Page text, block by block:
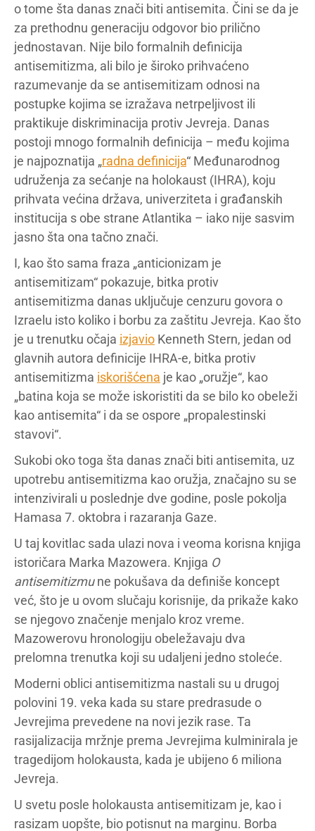
o tome šta danas znači biti antisemita. Čini se da je
za prethodnu generaciju odgovor bio prilično
jednostavan. Nije bilo formalnih definicija
antisemitizma, ali bilo je široko prihvaćeno
razumevanje da se antisemitizam odnosi na
postupke kojima se izražava netrpeljivost ili
praktikuje diskriminacija protiv Jevreja. Danas
postoji mnogo formalnih definicija – među kojima
je najpoznatija „radna definicija“ Međunarodnog
udruženja za sećanje na holokaust (IHRA), koju
prihvata većina država, univerziteta i građanskih
institucija s obe strane Atlantika – iako nije sasvim
jasno šta ona tačno znači.
I, kao što sama fraza „anticionizam je
antisemitizam“ pokazuje, bitka protiv
antisemitizma danas uključuje cenzuru govora o
Izraelu isto koliko i borbu za zaštitu Jevreja. Kao što
je u trenutku očaja izjavio Kenneth Stern, jedan od
glavnih autora definicije IHRA-e, bitka protiv
antisemitizma iskorišćena je kao „oružje“, kao
„batina koja se može iskoristiti da se bilo ko obeleži
kao antisemita“ i da se ospore „propalestinski
stavovi“.
Sukobi oko toga šta danas znači biti antisemita, uz
upotrebu antisemitizma kao oružja, značajno su se
intenzivirali u poslednje dve godine, posle pokolja
Hamasa 7. oktobra i razaranja Gaze.
U taj kovitlac sada ulazi nova i veoma korisna knjiga
istoričara Marka Mazowera. Knjiga O
antisemitizmune pokušava da definiše koncept
već, što je u ovom slučaju korisnije, da prikaže kako
se njegovo značenje menjalo kroz vreme.
Mazowerovu hronologiju obeležavaju dva
prelomna trenutka koji su udaljeni jedno stoleće.
Moderni oblici antisemitizma nastali su u drugoj
polovini 19. veka kada su stare predrasude o
Jevrejima prevedene na novi jezik rase. Ta
rasijalizacija mržnje prema Jevrejima kulminirala je
tragedijom holokausta, kada je ubijeno 6 miliona
Jevreja.
U svetu posle holokausta antisemitizam je, kao i
rasizam uopšte, bio potisnut na marginu. Borba